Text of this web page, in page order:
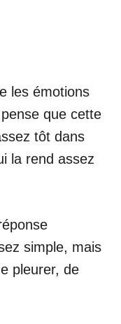
les émotions
que cette
tôt dans
la rend assez
simple, mais
pleurer, de